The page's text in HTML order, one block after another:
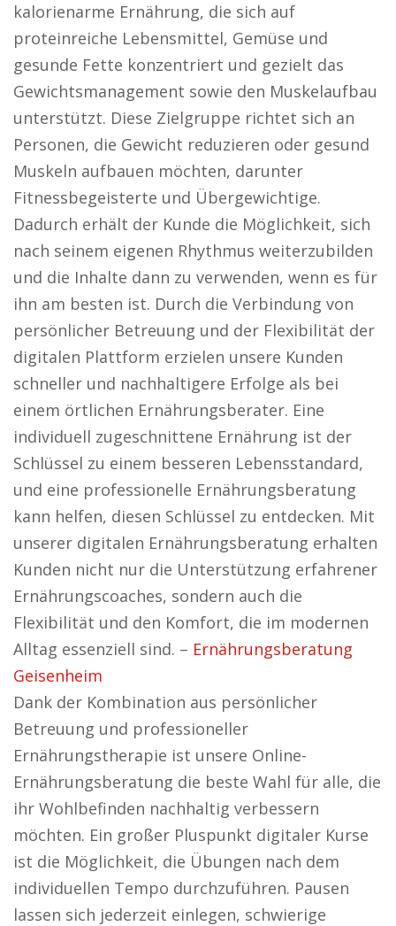
kalorienarme Ernährung, die sich auf
proteinreiche Lebensmittel, Gemüse und
gesunde Fette konzentriert und gezielt das
Gewichtsmanagement sowie den Muskelaufbau
unterstützt. Diese Zielgruppe richtet sich an
Personen, die Gewicht reduzieren oder gesund
Muskeln aufbauen möchten, darunter
Fitnessbegeisterte und Übergewichtige.
Dadurch erhält der Kunde die Möglichkeit, sich
nach seinem eigenen Rhythmus weiterzubilden
und die Inhalte dann zu verwenden, wenn es für
ihn am besten ist. Durch die Verbindung von
persönlicher Betreuung und der Flexibilität der
digitalen Plattform erzielen unsere Kunden
schneller und nachhaltigere Erfolge als bei
einem örtlichen Ernährungsberater. Eine
individuell zugeschnittene Ernährung ist der
Schlüssel zu einem besseren Lebensstandard,
und eine professionelle Ernährungsberatung
kann helfen, diesen Schlüssel zu entdecken. Mit
unserer digitalen Ernährungsberatung erhalten
Kunden nicht nur die Unterstützung erfahrener
Ernährungscoaches, sondern auch die
Flexibilität und den Komfort, die im modernen
Alltag essenziell sind. – Ernährungsberatung
Geisenheim
Dank der Kombination aus persönlicher
Betreuung und professioneller
Ernährungstherapie ist unsere Online-
Ernährungsberatung die beste Wahl für alle, die
ihr Wohlbefinden nachhaltig verbessern
möchten. Ein großer Pluspunkt digitaler Kurse
ist die Möglichkeit, die Übungen nach dem
individuellen Tempo durchzuführen. Pausen
lassen sich jederzeit einlegen, schwierige